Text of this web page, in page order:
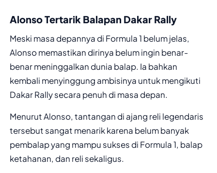
Alonso Tertarik Balapan Dakar Rally
Meski masa depannya di Formula 1 belum jelas,
Alonso memastikan dirinya belum ingin benar-
benar meninggalkan dunia balap. Ia bahkan
kembali menyinggung ambisinya untuk mengikuti
Dakar Rally secara penuh di masa depan.
Menurut Alonso, tantangan di ajang reli legendaris
tersebut sangat menarik karena belum banyak
pembalap yang mampu sukses di Formula 1, balap
ketahanan, dan reli sekaligus.